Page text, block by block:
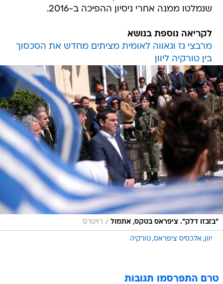
שנמלטו ממנה אחרי ניסיון ההפיכה ב-2016.
לקריאה נוספת בנושא
מרבצי גז וגאווה לאומית מציתים מחדש את הסכסוך
בין טורקיה ליוון
"בזבזו דלק". ציפראס בטקס, אתמול / רויטרס
יוון אלכסיס ציפראס טורקיה
טרם התפרסמו תגובות